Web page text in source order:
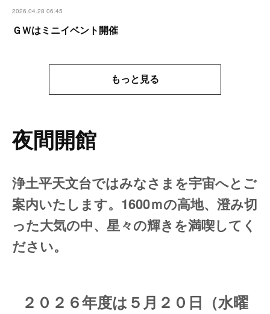
2026.04.28 06:45
ＧＷはミニイベント開催
もっと見る
夜間開館
浄土平天文台ではみなさまを宇宙へとご
案内いたします。1600ｍの高地、澄み切
った大気の中、星々の輝きを満喫してく
ださい。
２０２６年度は５月２０日（水曜